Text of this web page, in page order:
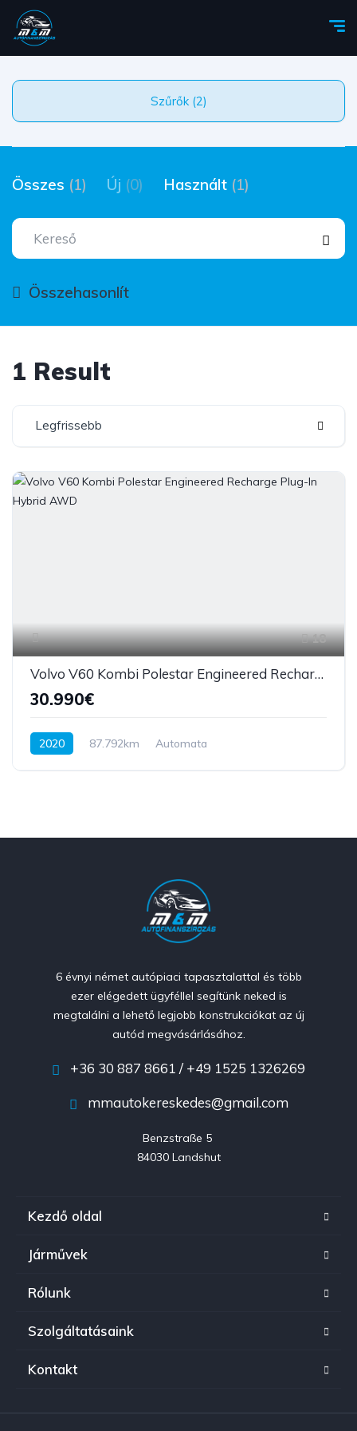
Szűrők (2)
Összes (1) Új (0) Használt (1)
Összehasonlít
1 Result
Legfrissebb
18
Volvo V60 Kombi Polestar Engineered Recharge Plug-In Hybrid AWD
30.990€
2020 87.792km
Automata
6 évnyi német autópiaci tapasztalattal és több
ezer elégedett ügyféllel segítünk neked is
megtalálni a lehető legjobb konstrukciókat az új
autód megvásárlásához.
+36 30 887 8661 / +49 1525 1326269
mmautokereskedes@gmail.com
Benzstraße 5
84030 Landshut
Kezdő oldal
Járművek
Rólunk
Szolgáltatásaink
Kontakt